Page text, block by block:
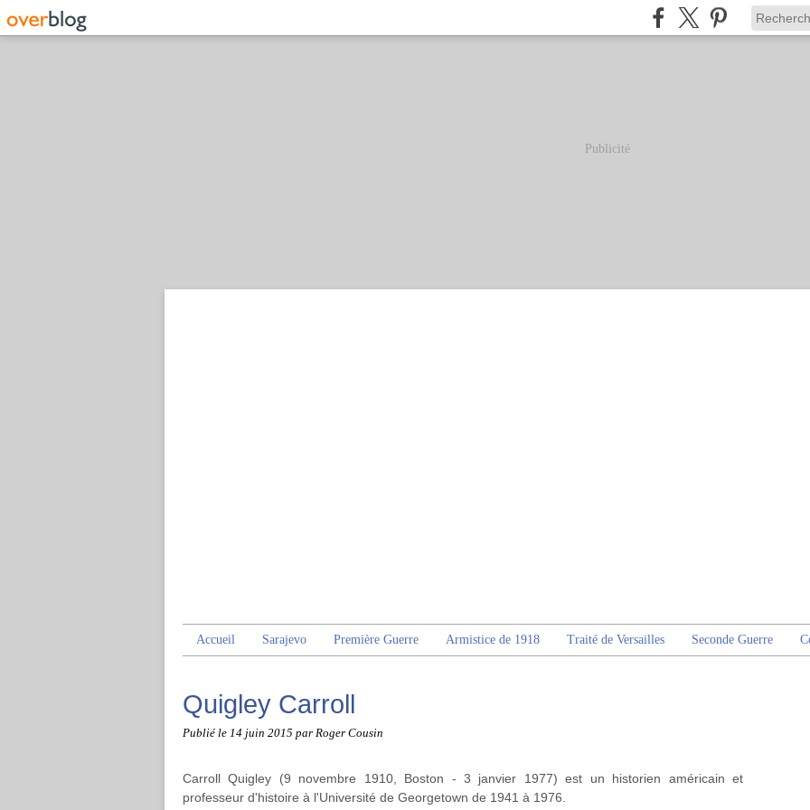
Publicité
Accueil Sarajevo Première Guerre Armistice de 1918 Traité de Versailles Seconde Guerre
Quigley Carroll
Publié le 14 juin 2015 par Roger Cousin
Carroll Quigley (9 novembre 1910, Boston - 3 janvier 1977) est un historien américain et
professeur d'histoire à l'Université de Georgetown de 1941 à 1976.